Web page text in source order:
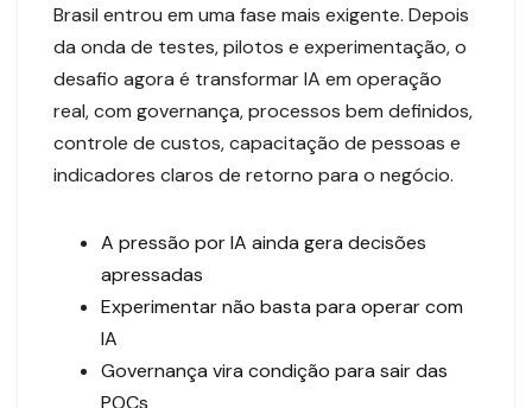
Brasil entrou em uma fase mais exigente. Depois
da onda de testes, pilotos e experimentação, o
desafio agora é transformar IA em operação
real, com governança, processos bem definidos,
controle de custos, capacitação de pessoas e
indicadores claros de retorno para o negócio.
A pressão por IA ainda gera decisões
apressadas
Experimentar não basta para operar com
IA
Governança vira condição para sair das
POCs